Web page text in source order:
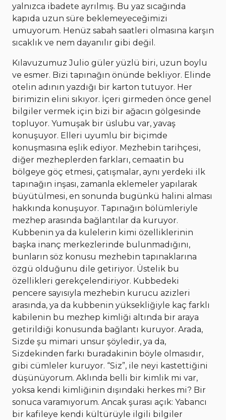
yalnızca ibadete ayrılmış. Bu yaz sıcağında
kapıda uzun süre beklemeyeceğimizi
umuyorum. Henüz sabah saatleri olmasına karşın
sıcaklık ve nem dayanılır gibi değil.
Kılavuzumuz Julio güler yüzlü biri, uzun boylu
ve esmer. Bizi tapınağın önünde bekliyor. Elinde
otelin adının yazdığı bir karton tutuyor. Her
birimizin elini sıkıyor. İçeri girmeden önce genel
bilgiler vermek için bizi bir ağacın gölgesinde
topluyor. Yumuşak bir üslubu var, yavaş
konuşuyor. Elleri uyumlu bir biçimde
konuşmasına eşlik ediyor. Mezhebin tarihçesi,
diğer mezheplerden farkları, cemaatin bu
bölgeye göç etmesi, çatışmalar, aynı yerdeki ilk
tapınağın inşası, zamanla eklemeler yapılarak
büyütülmesi, en sonunda bugünkü halini alması
hakkında konuşuyor. Tapınağın bölümleriyle
mezhep arasında bağlantılar da kuruyor.
Kubbenin ya da kulelerin kimi özelliklerinin
başka inanç merkezlerinde bulunmadığını,
bunların söz konusu mezhebin tapınaklarına
özgü olduğunu dile getiriyor. Üstelik bu
özellikleri gerekçelendiriyor. Kubbedeki
pencere sayısıyla mezhebin kurucu azizleri
arasında, ya da kubbenin yüksekliğiyle kaç farklı
kabilenin bu mezhep kimliği altında bir araya
getirildiği konusunda bağlantı kuruyor. Arada,
Sizde şu mimari unsur şöyledir, ya da,
Sizdekinden farkı buradakinin böyle olmasıdır,
gibi cümleler kuruyor. “Siz”, ile neyi kastettiğini
düşünüyorum. Aklında belli bir kimlik mi var,
yoksa kendi kimliğinin dışındaki herkes mi? Bir
sonuca varamıyorum. Ancak şurası açık: Yabancı
bir kafileye kendi kültürüyle ilgili bilgiler